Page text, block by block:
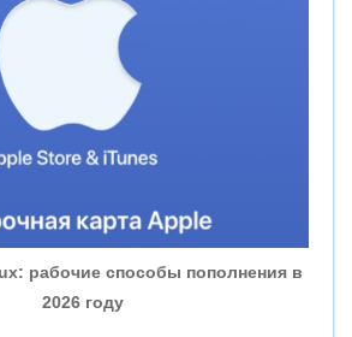
рабочие способы пополнения в
2026 году